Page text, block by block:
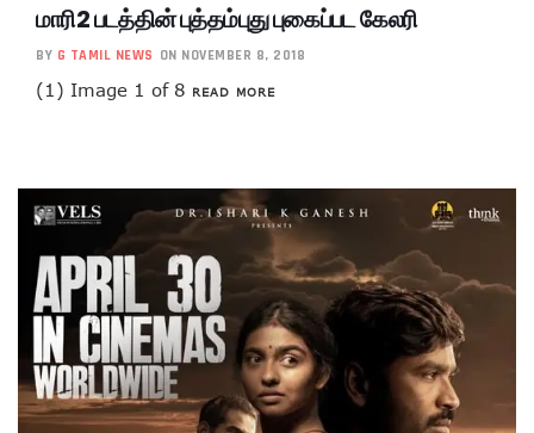
மாரி2 படத்தின் புத்தம்புது புகைப்பட கேலரி
BY G TAMIL NEWS ON NOVEMBER 8, 2018
(1) Image 1 of 8 READ MORE